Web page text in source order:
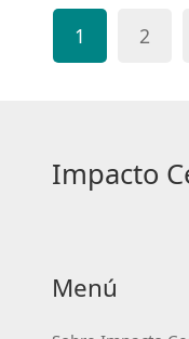
1 2
Impacto
Menú